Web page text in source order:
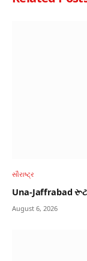
સૌરાષ્ટ્ર
Una-Jaffrabad
August 6, 2026